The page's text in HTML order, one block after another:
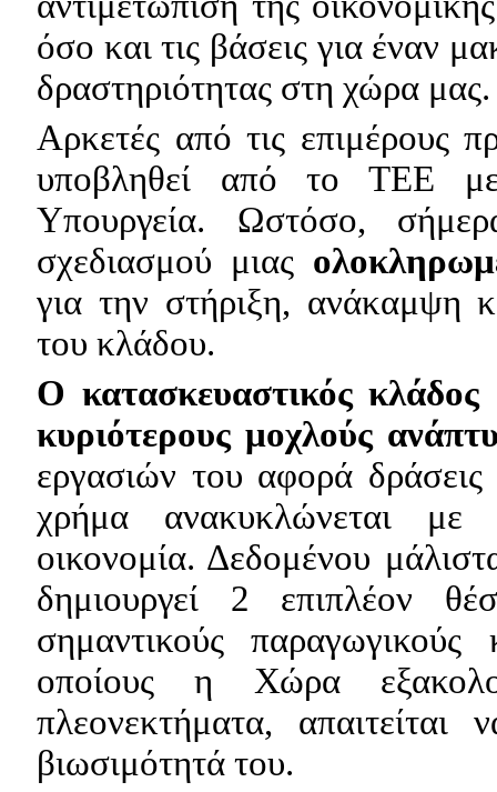
όσο και τις βάσεις για έναν
δραστηριότητας στη χώρα μας.
Αρκετές από τις επιμέρους
υποβληθεί από το ΤΕΕ με
Υπουργεία. Ωστόσο,
σχεδιασμού μιας
για την στήριξη, ανάκαμψη
του κλάδου.
Ο κατασκευαστικός
κυριότερους μοχλούς
εργασιών του αφορά
χρήμα ανακυκλώνεται με
οικονομία. Δεδομένου
δημιουργεί 2 επιπλέον
σημαντικούς παραγωγικούς
οποίους η Χώρα
πλεονεκτήματα,
βιωσιμότητά του.